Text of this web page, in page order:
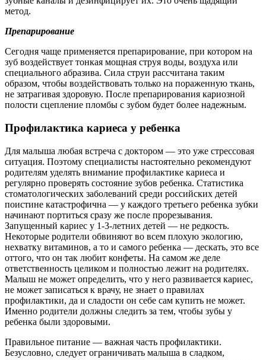
метод.
Препарирование
Сегодня чаще применяется препарирование, при котором на
зуб воздействует тонкая мощная струя воды, воздуха или
специального абразива. Сила струи рассчитана таким
образом, чтобы воздействовать только на пораженную ткань,
не затрагивая здоровую. После препарирования кариозной
полости сцепление пломбы с зубом будет более надежным.
Профилактика кариеса у ребенка
Для малыша любая встреча с доктором — это уже стрессовая
ситуация. Поэтому специалисты настоятельно рекомендуют
родителям уделять внимание профилактике кариеса и
регулярно проверять состояние зубов ребенка. Статистика
стоматологических заболеваний среди российских детей
поистине катастрофична — у каждого третьего ребенка зубки
начинают портиться сразу же после прорезывания.
Запущенный кариес у 1-3-летних детей — не редкость.
Некоторые родители обвиняют во всем плохую экологию,
нехватку витаминов, а то и самого ребенка — дескать, это все
оттого, что он так любит конфеты. На самом же деле
ответственность целиком и полностью лежит на родителях.
Малыш не может определить, что у него развивается кариес,
не может записаться к врачу, не знает о правилах
профилактики, да и сладости он себе сам купить не может.
Именно родители должны следить за тем, чтобы зубы у
ребенка были здоровыми.
Правильное питание — важная часть профилактики.
Безусловно, следует ограничивать малыша в сладком,